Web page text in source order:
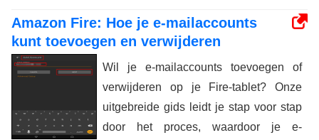
Amazon Fire: Hoe je e-mailaccounts
kunt toevoegen en verwijderen
Wil je e-mailaccounts toevoegen of
verwijderen op je Fire-tablet? Onze
uitgebreide gids leidt je stap voor stap
door het proces, waardoor je e-